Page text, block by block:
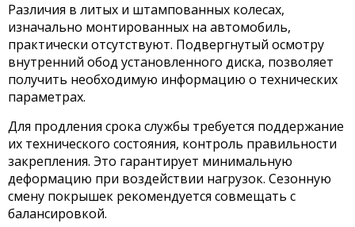
Различия в литых и штампованных колесах,
изначально монтированных на автомобиль,
практически отсутствуют. Подвергнутый осмотру
внутренний обод установленного диска, позволяет
получить необходимую информацию о технических
параметрах.
Для продления срока службы требуется поддержание
их технического состояния, контроль правильности
закрепления. Это гарантирует минимальную
деформацию при воздействии нагрузок. Сезонную
смену покрышек рекомендуется совмещать с
балансировкой.